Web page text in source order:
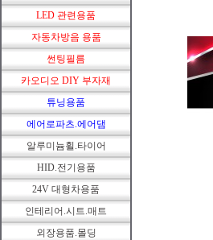
LED 관련용품
자동차방음 용품
썬팅필름
카오디오 DIY 부자재
튜닝용품
에어로파츠.에어댐
알루미늄휠.타이어
HID.전기용품
24V 대형차용품
인테리어.시트.매트
외장용품.몰딩